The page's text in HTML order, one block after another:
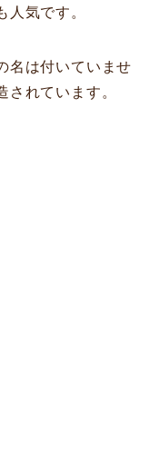
気です。
名は付いていませ
されています。